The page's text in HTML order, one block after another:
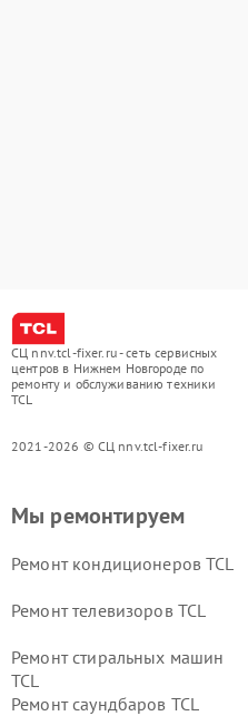
СЦ nnv.tcl-fixer.ru - сеть сервисных
центров в Нижнем Новгороде по
ремонту и обслуживанию техники
TCL
2021-2026 © СЦ nnv.tcl-fixer.ru
Мы ремонтируем
Ремонт кондиционеров TCL
Ремонт телевизоров TCL
Ремонт стиральных машин
TCL
Ремонт саундбаров TCL